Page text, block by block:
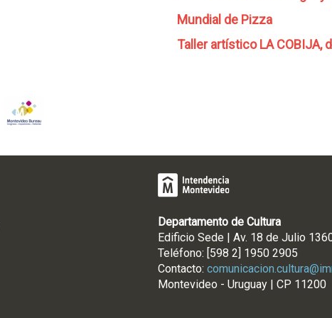
Mundial de Pizza
Taller artístico LA COBIJA,
Departamento de Cultura
Edificio Sede | Av. 18 de Julio
Teléfono: [598 2] 1950 2905
Contacto:
Montevideo - Uruguay | CP 11200